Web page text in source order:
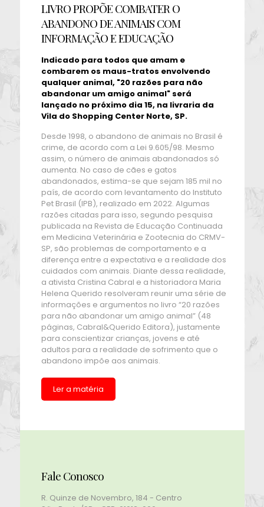
LIVRO PROPÕE COMBATER O
ABANDONO DE ANIMAIS COM
INFORMAÇÃO E EDUCAÇÃO
Indicado para todos que amam e
combarem os maus-tratos envolvendo
qualquer animal, "20 razões para não
abandonar um amigo animal" será
lançado no próximo dia 15, na livraria da
Vila do Shopping Center Norte, SP.
Desde 1998, o abandono de animais no Brasil é
crime, de acordo com a Lei 9.605/98. Mesmo
assim, o número de animais abandonados só
aumenta. No caso de cães e gatos
abandonados, estima-se que sejam 185 mil no
país, de acordo com levantamento do Instituto
Pet Brasil (IPB), realizado em 2022. Algumas
razões citadas para isso, segundo pesquisa
publicada na Revista de Educação Continuada
em Medicina Veterinária e Zootecnia do CRMV-
SP, são problemas de comportamento e a
diferença entre a expectativa e a realidade dos
cuidados com animais. Diante dessa realidade,
a ativista Cristina Cabral e a historiadora Maria
Helena Querido resolveram reunir uma série de
informações e argumentos no livro “20 razões
para não abandonar um amigo animal” (48
páginas, Cabral&Querido Editora), justamente
para conscientizar crianças, jovens e até
adultos para a realidade de sofrimento que o
abandono impõe aos animais.
Ler a matéria
Fale Conosco
R. Quinze de Novembro, 184 - Centro